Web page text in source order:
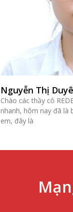
Nguyễn Thị
Chào các thầy cô
nhanh, hôm nay đã là
em, đây là